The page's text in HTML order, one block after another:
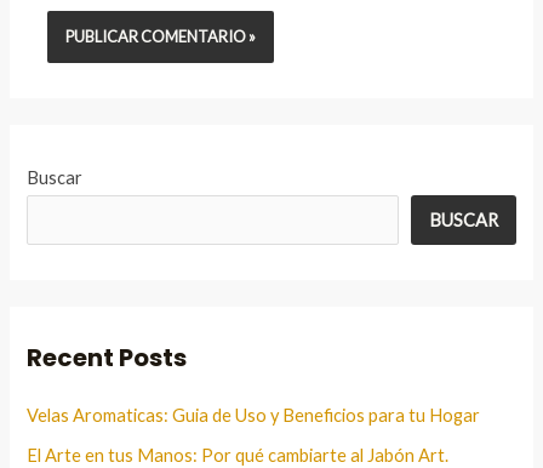
Buscar
BUSCAR
Recent Posts
Velas Aromaticas: Guia de Uso y Beneficios para tu Hogar
El Arte en tus Manos: Por qué cambiarte al Jabón Art.